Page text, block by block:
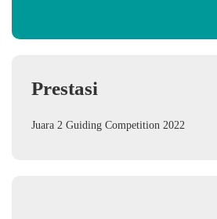
Prestasi
Juara 2 Guiding Competition 2022